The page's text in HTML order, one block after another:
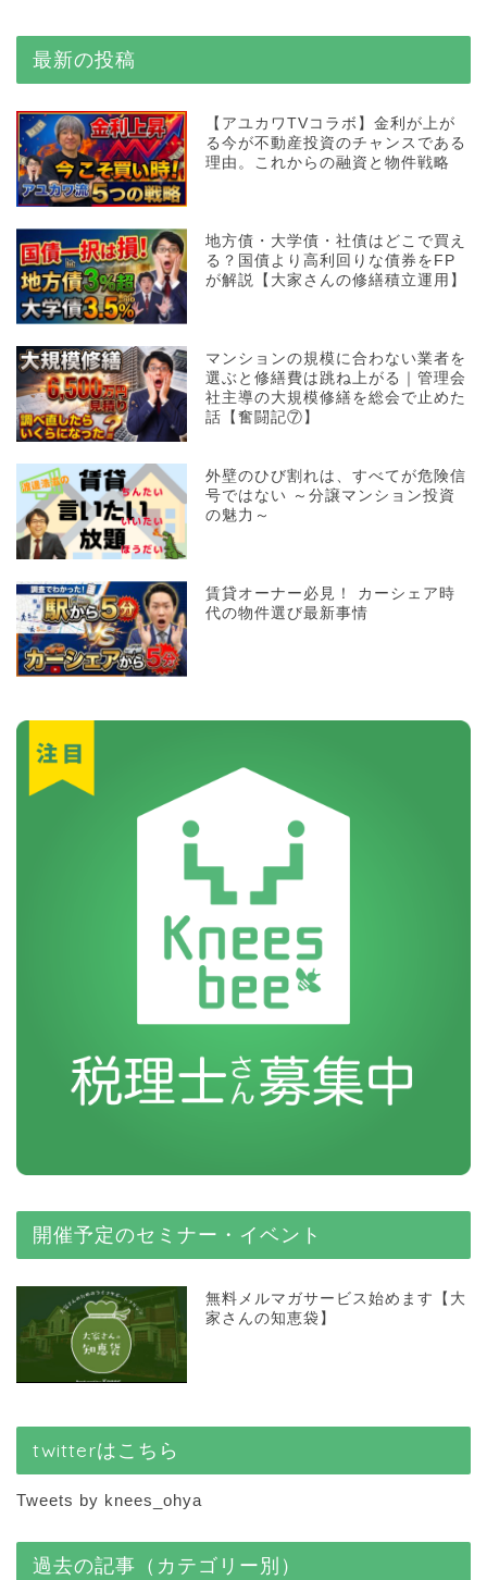
最新の投稿
【アユカワTVコラボ】金利が上が
る今が不動産投資のチャンスである
理由。これからの融資と物件戦略
地方債・大学債・社債はどこで買え
る？国債より高利回りな債券をFP
が解説【大家さんの修繕積立運用】
マンションの規模に合わない業者を
選ぶと修繕費は跳ね上がる｜管理会
社主導の大規模修繕を総会で止めた
話【奮闘記⑦】
外壁のひび割れは、すべてが危険信
号ではない ～分譲マンション投資
の魅力～
賃貸オーナー必見！ カーシェア時
代の物件選び最新事情
開催予定のセミナー・イベント
無料メルマガサービス始めます【大
家さんの知恵袋】
twitterはこちら
Tweets by knees_ohya
過去の記事（カテゴリー別）